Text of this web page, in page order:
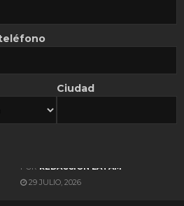
ES NOTICIA
POR REDACCIÓN LATAM
29 JULIO, 2026
Ciudad